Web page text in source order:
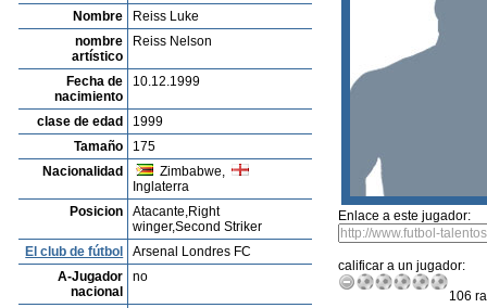
Nombre
Reiss Luke
nombre
artístico
Reiss Nelson
Fecha de
nacimiento
10.12.1999
clase de edad
1999
Tamaño
175
Nacionalidad
Zimbabwe,
Inglaterra
Posicion
Atacante,Right
winger,Second Striker
El club de fútbol
Arsenal Londres FC
A-Jugador
nacional
no
Enlace a este jugador:
calificar a un jugador:
106